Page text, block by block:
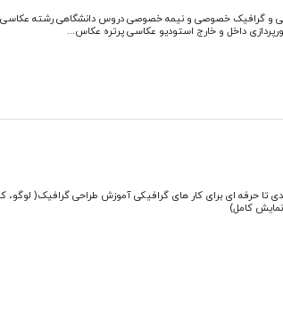
گرافیک خصوصی و نیمه خصوصی دروس دانشگاهی رشته عکاسی و
داخل و خارج استودیو عکاسی پرتره عکاس...